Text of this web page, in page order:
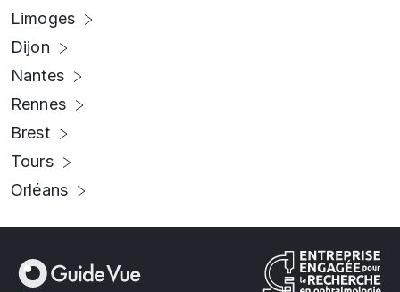
Limoges
Dijon
Nantes
Rennes
Brest
Tours
Orléans